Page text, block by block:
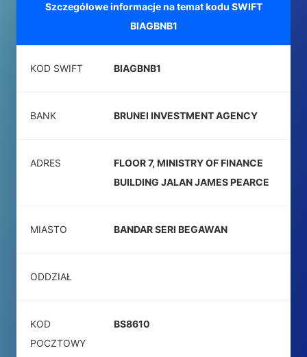
Szczegółowe informacje na temat kodu SWIFT
BIAGBNB1
KOD SWIFT BIAGBNB1
BANK BRUNEI INVESTMENT AGENCY
ADRES
FLOOR 7, MINISTRY OF FINANCE
BUILDING JALAN JAMES PEARCE
MIASTO BANDAR SERI BEGAWAN
ODDZIAŁ
KOD
POCZTOWY
BS8610